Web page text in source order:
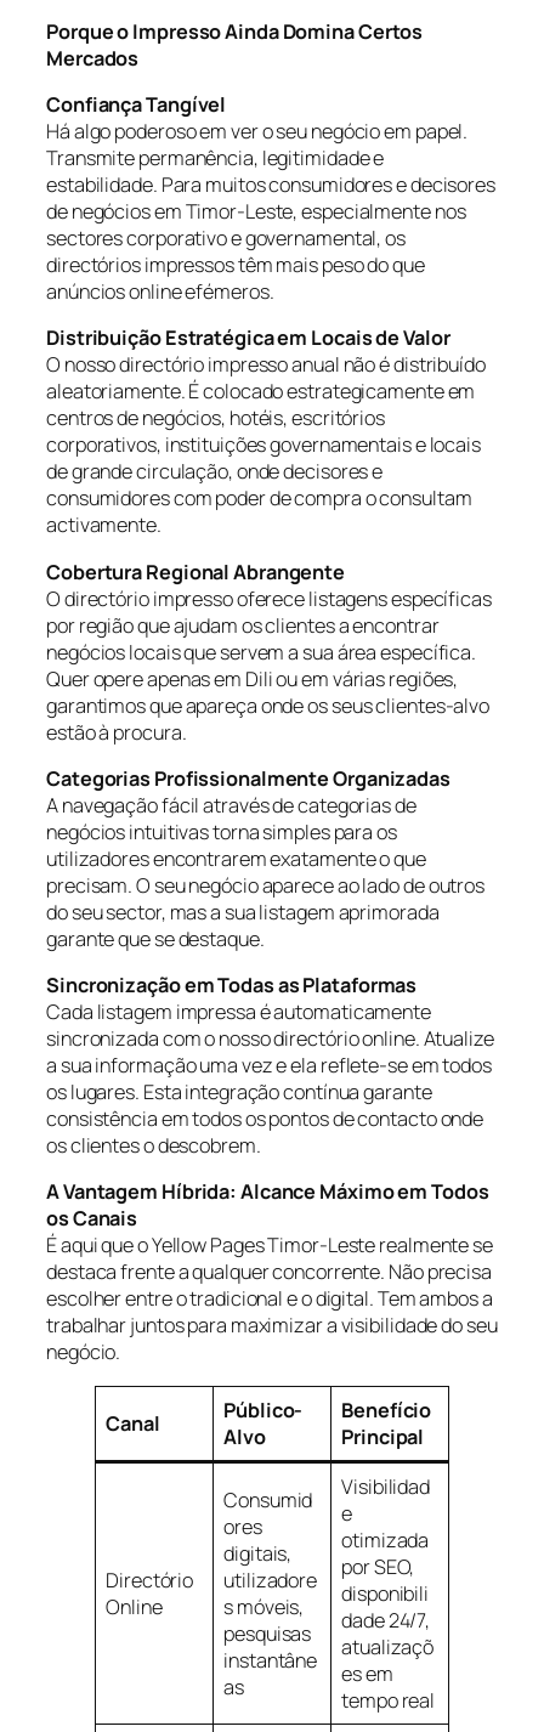
Porque o Impresso Ainda Domina Certos
Mercados
Confiança Tangível
Há algo poderoso em ver o seu negócio em papel.
Transmite permanência, legitimidade e
estabilidade. Para muitos consumidores e decisores
de negócios em Timor-Leste, especialmente nos
sectores corporativo e governamental, os
directórios impressos têm mais peso do que
anúncios online efémeros.
Distribuição Estratégica em Locais de Valor
O nosso directório impresso anual não é distribuído
aleatoriamente. É colocado estrategicamente em
centros de negócios, hotéis, escritórios
corporativos, instituições governamentais e locais
de grande circulação, onde decisores e
consumidores com poder de compra o consultam
activamente.
Cobertura Regional Abrangente
O directório impresso oferece listagens específicas
por região que ajudam os clientes a encontrar
negócios locais que servem a sua área específica.
Quer opere apenas em Dili ou em várias regiões,
garantimos que apareça onde os seus clientes-alvo
estão à procura.
Categorias Profissionalmente Organizadas
A navegação fácil através de categorias de
negócios intuitivas torna simples para os
utilizadores encontrarem exatamente o que
precisam. O seu negócio aparece ao lado de outros
do seu sector, mas a sua listagem aprimorada
garante que se destaque.
Sincronização em Todas as Plataformas
Cada listagem impressa é automaticamente
sincronizada com o nosso directório online. Atualize
a sua informação uma vez e ela reflete-se em todos
os lugares. Esta integração contínua garante
consistência em todos os pontos de contacto onde
os clientes o descobrem.
A Vantagem Híbrida: Alcance Máximo em Todos
os Canais
É aqui que o Yellow Pages Timor-Leste realmente se
destaca frente a qualquer concorrente. Não precisa
escolher entre o tradicional e o digital. Tem ambos a
trabalhar juntos para maximizar a visibilidade do seu
negócio.
Canal
Público-
Alvo
Benefício
Principal
Directório
Online
Consumid
ores
digitais,
utilizadore
s móveis,
pesquisas
instantâne
as
Visibilidad
e
otimizada
por SEO,
disponibili
dade 24/7,
atualizaçõ
es em
tempo real